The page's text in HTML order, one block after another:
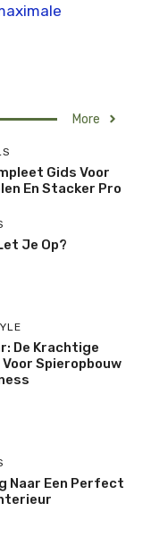
More
Gids Voor
En Stacker Pro
Je Op?
De Krachtige
Voor Spieropbouw
Naar Een Perfect